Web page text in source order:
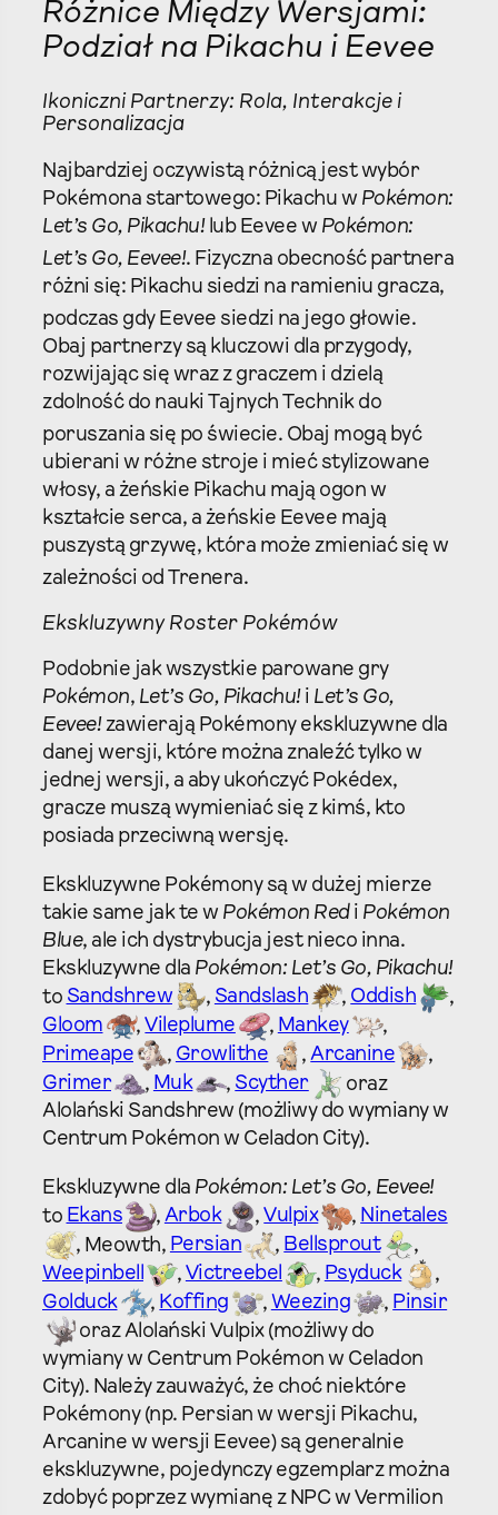
Różnice Między Wersjami:
Podział na Pikachu i Eevee
Ikoniczni Partnerzy: Rola, Interakcje i
Personalizacja
Najbardziej oczywistą różnicą jest wybór
Pokémona startowego: Pikachu w Pokémon:
Let’s Go, Pikachu! lub Eevee w Pokémon:
Let’s Go, Eevee!. Fizyczna obecność partnera
różni się: Pikachu siedzi na ramieniu gracza,
podczas gdy Eevee siedzi na jego głowie.
Obaj partnerzy są kluczowi dla przygody,
rozwijając się wraz z graczem i dzielą
zdolność do nauki Tajnych Technik do
poruszania się po świecie. Obaj mogą być
ubierani w różne stroje i mieć stylizowane
włosy, a żeńskie Pikachu mają ogon w
kształcie serca, a żeńskie Eevee mają
puszystą grzywę, która może zmieniać się w
zależności od Trenera.
Ekskluzywny Roster Pokémów
Podobnie jak wszystkie parowane gry
Pokémon, Let’s Go, Pikachu! i Let’s Go,
Eevee! zawierają Pokémony ekskluzywne dla
danej wersji, które można znaleźć tylko w
jednej wersji, a aby ukończyć Pokédex,
gracze muszą wymieniać się z kimś, kto
posiada przeciwną wersję.
Ekskluzywne Pokémony są w dużej mierze
takie same jak te w Pokémon Redi Pokémon
Blue, ale ich dystrybucja jest nieco inna.
Ekskluzywne dla Pokémon: Let’s Go, Pikachu!
to Sandshrew , Sandslash , Oddish
,
Gloom
,Vileplume , Mankey
,
Primeape
, Growlithe ,Arcanine
,
Grimer
, Muk , Scyther
oraz
Alolański Sandshrew (możliwy do wymiany w
Centrum Pokémon w Celadon City).
Ekskluzywne dla Pokémon: Let’s Go, Eevee!
to Ekans , Arbok ,Vulpix , Ninetales
, Meowth, Persian , Bellsprout
,
Weepinbell
, Victreebel , Psyduck
,
Golduck
, Koffing , Weezing , Pinsir
oraz Alolański Vulpix (możliwy do
wymiany w Centrum Pokémon w Celadon
City). Należy zauważyć, że choć niektóre
Pokémony (np. Persian w wersji Pikachu,
Arcanine w wersji Eevee) są generalnie
ekskluzywne, pojedynczy egzemplarz można
zdobyć poprzez wymianę z NPC w Vermilion